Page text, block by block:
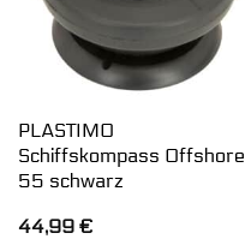
PLASTIMO
Schiffskompass Offshore
55 schwarz
44,99 €